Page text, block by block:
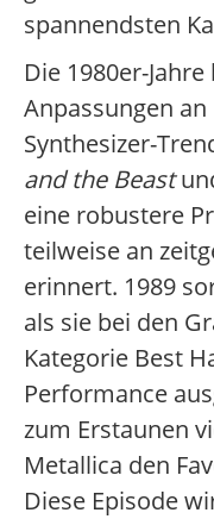
spannendsten
Die 1980er-
Anpassungen
Synthesizer-
and the Beast
eine robustere
teilweise an
erinnert. 1989
als sie bei den
Kategorie Best
Performance
zum Erstaunen
Metallica den
Diese Episode